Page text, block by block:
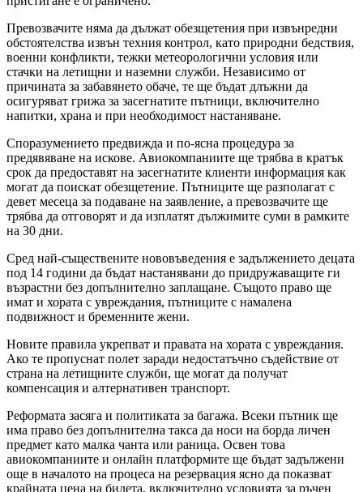
Превозвачите няма да дължат обезщетения при извънредни
обстоятелства извън техния контрол, като природни бедствия,
военни конфликти, тежки метеорологични условия или
стачки на летищни и наземни служби. Независимо от
причината за забавянето обаче, те ще бъдат длъжни да
осигуряват грижа за засегнатите пътници, включително
напитки, храна и при необходимост настаняване.
Споразумението предвижда и по-ясна процедура за
предявяване на искове. Авиокомпаниите ще трябва в кратък
срок да предоставят на засегнатите клиенти информация как
могат да поискат обезщетение. Пътниците ще разполагат с
девет месеца за подаване на заявление, а превозвачите ще
трябва да отговорят и да изплатят дължимите суми в рамките
на 30 дни.
Сред най-съществените нововъведения е задължението децата
под 14 години да бъдат настанявани до придружаващите ги
възрастни без допълнително заплащане. Същото право ще
имат и хората с увреждания, пътниците с намалена
подвижност и бременните жени.
Новите правила укрепват и правата на хората с увреждания.
Ако те пропуснат полет заради недостатъчно съдействие от
страна на летищните служби, ще могат да получат
компенсация и алтернативен транспорт.
Реформата засяга и политиката за багажа. Всеки пътник ще
има право без допълнителна такса да носи на борда личен
предмет като малка чанта или раница. Освен това
авиокомпаниите и онлайн платформите ще бъдат задължени
още в началото на процеса на резервация ясно да показват
крайната цена на билета, включително условията за ръчен